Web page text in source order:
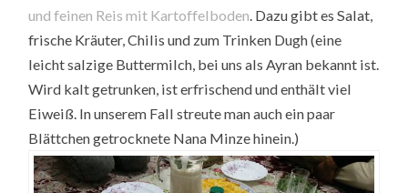
und feinen Reis mit Kartoffelboden . Dazu gibt es Salat,
frische Kräuter, Chilis und zum Trinken Dugh (eine
leicht salzige Buttermilch, bei uns als Ayran bekannt ist.
Wird kalt getrunken, ist erfrischend und enthält viel
Eiweiß. In unserem Fall streute man auch ein paar
Blättchen getrocknete Nana Minze hinein.)